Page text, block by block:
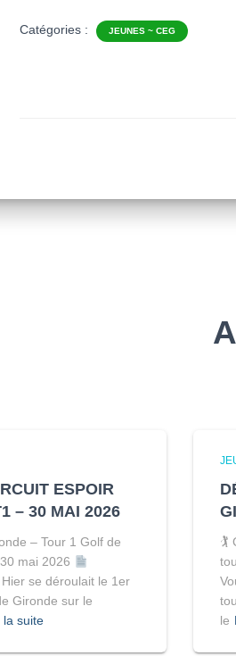
Catégories : JEUNES ~ CEG
ESPOIR
– 30 MAI 2026
– Tour 1 Golf de
mai 2026
se déroulait le 1er
Gironde sur le
la suite
🏌️
le